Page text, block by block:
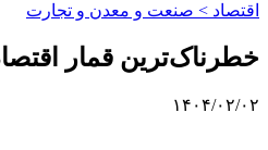
اقتصاد > صنعت و معدن و تجارت
خطرناک‌ترین قمار
۱۴۰۴/۰۲/۰۲